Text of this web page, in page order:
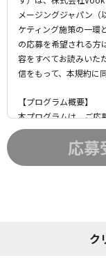
メージングジャパン
ケティング施策の一環
の応募を希望される方
容をすべてお読みいた
信をもって、本規約に
【プログラム概要】
本プログラムは、ご応
セットを貸し出しする
グラム参加者」とい
日本に合法的に居住
応募
ク